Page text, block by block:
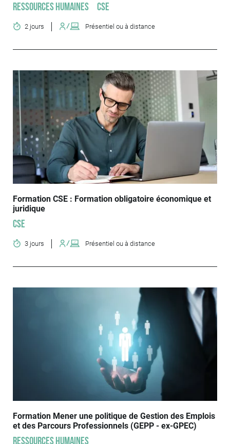
Ressources humaines CSE
2 jours Présentiel ou à distance
Formation CSE : Formation obligatoire économique et
juridique
CSE
3 jours Présentiel ou à distance
Formation Mener une politique de Gestion des Emplois
et des Parcours Professionnels (GEPP - ex-GPEC)
Ressources humaines